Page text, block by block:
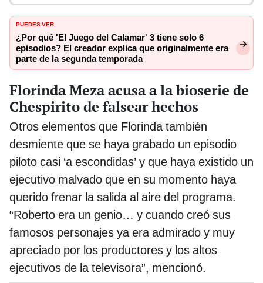
PUEDES VER:
¿Por qué 'El Juego del Calamar' 3 tiene solo 6
episodios? El creador explica que originalmente era
parte de la segunda temporada
Florinda Meza acusa a la bioserie de
Chespirito de falsear hechos
Otros elementos que Florinda también
desmiente que se haya grabado un episodio
piloto casi ‘a escondidas’ y que haya existido un
ejecutivo malvado que en su momento haya
querido frenar la salida al aire del programa.
“Roberto era un genio… y cuando creó sus
famosos personajes ya era admirado y muy
apreciado por los productores y los altos
ejecutivos de la televisora”, mencionó.